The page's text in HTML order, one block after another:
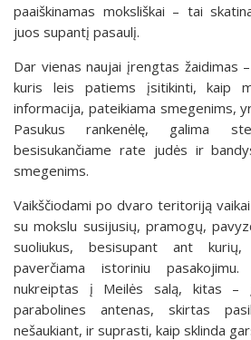
paaiškinamas moksliškai – tai
juos supantį pasaulį.
Dar vienas naujai įrengtas žaidimas
kuris leis patiems įsitikinti, kaip
informacija, pateikiama smegenims,
Pasukus rankenėlę, galima
besisukančiame rate judės ir
smegenims.
Vaikščiodami po dvaro teritoriją
su mokslu susijusių, pramogų,
suoliukus, besisupant ant kurių,
paverčiama istoriniu
nukreiptas į Meilės salą, kitas –
parabolines antenas, skirtas
nešaukiant, ir suprasti, kaip sklinda